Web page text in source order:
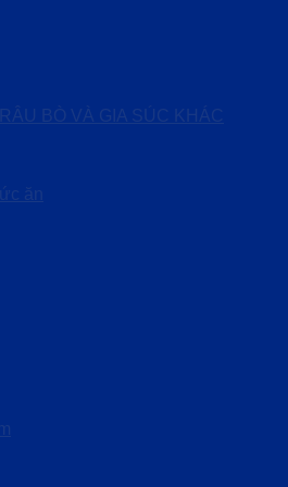
BÒ VÀ GIA SÚC KHÁC
ăn